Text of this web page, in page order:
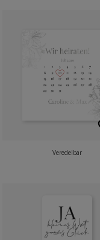
Veredelbar